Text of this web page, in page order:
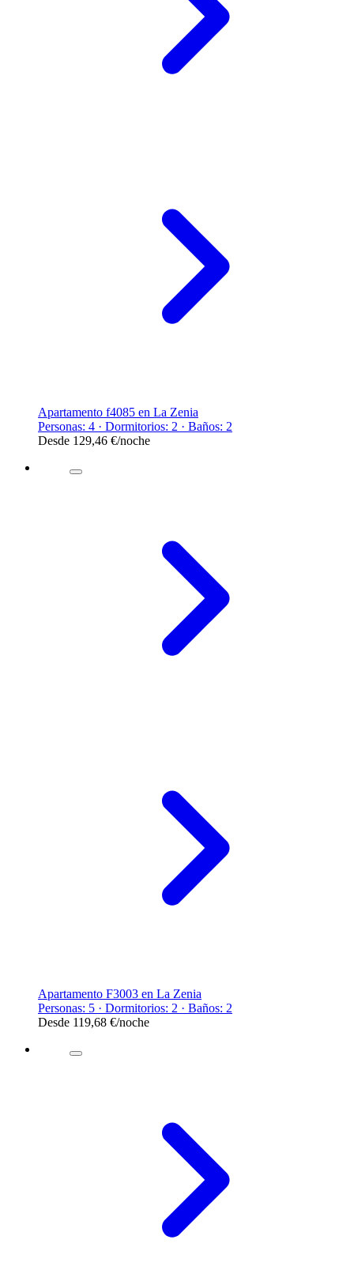
Apartamento f4085 en La Zenia
Personas: 4 · Dormitorios: 2 · Baños: 2
Desde 129,46 €/noche
Apartamento F3003 en La Zenia
Personas: 5 · Dormitorios: 2 · Baños: 2
Desde 119,68 €/noche